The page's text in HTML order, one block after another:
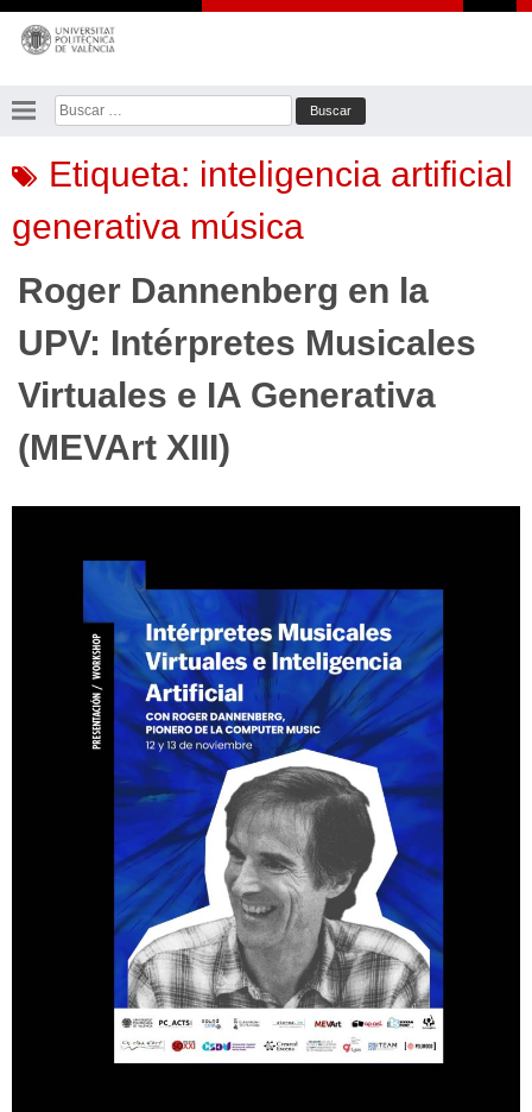
Saltar
contenido
Buscar:
Etiqueta: inteligencia artificial
generativa música
Roger Dannenberg en la
UPV: Intérpretes Musicales
Virtuales e IA Generativa
(MEVArt XIII)